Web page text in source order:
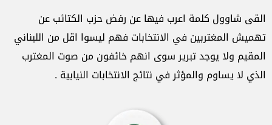
القى شاوول كلمة اعرب فيها عن رفض حزب الكتائب عن
تهميش المغتربين في الانتخابات فهم ليسوا اقل من اللبناني
المقيم ولا يوجد تبرير سوى انهم خائفون من صوت المغترب
الذي لا يساوم والمؤثر في نتائج الانتخابات النيابية .